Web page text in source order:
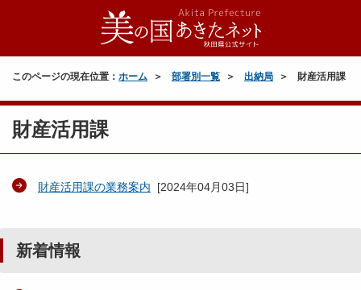
このページの現在位置： ホーム 部署別一覧 出納局 財産活用課
財産活用課
財産活用課の業務案内 [2024年04月03日]
新着情報